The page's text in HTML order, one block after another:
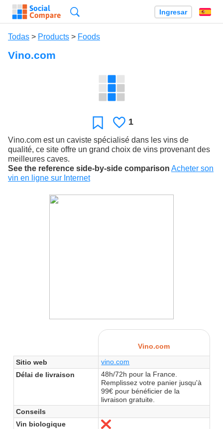
Ingresar
Todas > Products > Foods
Vino.com
Favoritos
Le
gusta
1
Vino.com est un caviste spécialisé dans les vins de
qualité, ce site offre un grand choix de vins provenant des
meilleures caves.
See the reference side-by-side comparison Acheter son
vin en ligne sur Internet
Vino.com
Sitio web
vino.com
Délai de livraison
48h/72h pour la France.
Remplissez votre panier jusqu'à
99€ pour bénéficier de la
livraison gratuite.
Conseils
Vin biologique
No